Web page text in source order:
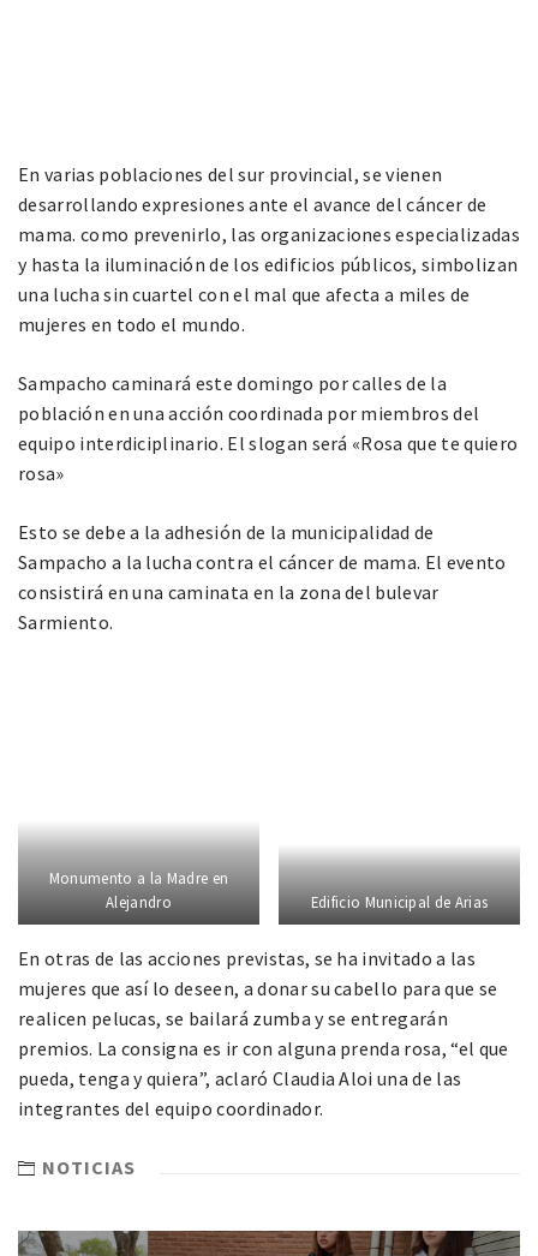
En varias poblaciones del sur provincial, se vienen
desarrollando expresiones ante el avance del cáncer de
mama. como prevenirlo, las organizaciones especializadas
y hasta la iluminación de los edificios públicos, simbolizan
una lucha sin cuartel con el mal que afecta a miles de
mujeres en todo el mundo.
Sampacho caminará este domingo por calles de la
población en una acción coordinada por miembros del
equipo interdiciplinario. El slogan será «Rosa que te quiero
rosa»
Esto se debe a la adhesión de la municipalidad de
Sampacho a la lucha contra el cáncer de mama. El evento
consistirá en una caminata en la zona del bulevar
Sarmiento.
Monumento a la Madre en
Alejandro
Edificio Municipal de Arias
En otras de las acciones previstas, se ha invitado a las
mujeres que así lo deseen, a donar su cabello para que se
realicen pelucas, se bailará zumba y se entregarán
premios. La consigna es ir con alguna prenda rosa, “el que
pueda, tenga y quiera”, aclaró Claudia Aloi una de las
integrantes del equipo coordinador.
NOTICIAS